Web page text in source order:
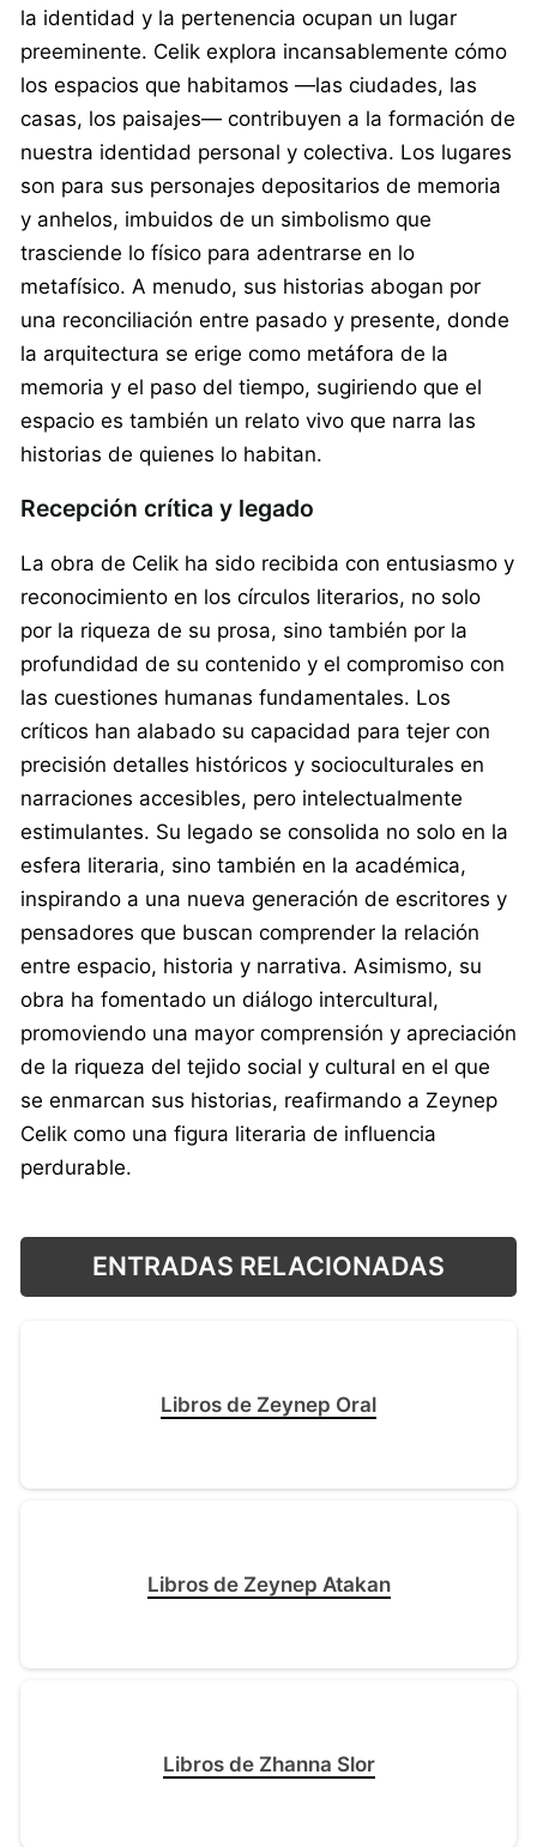
la identidad y la pertenencia ocupan un lugar
preeminente. Celik explora incansablemente cómo
los espacios que habitamos —las ciudades, las
casas, los paisajes— contribuyen a la formación de
nuestra identidad personal y colectiva. Los lugares
son para sus personajes depositarios de memoria
y anhelos, imbuidos de un simbolismo que
trasciende lo físico para adentrarse en lo
metafísico. A menudo, sus historias abogan por
una reconciliación entre pasado y presente, donde
la arquitectura se erige como metáfora de la
memoria y el paso del tiempo, sugiriendo que el
espacio es también un relato vivo que narra las
historias de quienes lo habitan.
Recepción crítica y legado
La obra de Celik ha sido recibida con entusiasmo y
reconocimiento en los círculos literarios, no solo
por la riqueza de su prosa, sino también por la
profundidad de su contenido y el compromiso con
las cuestiones humanas fundamentales. Los
críticos han alabado su capacidad para tejer con
precisión detalles históricos y socioculturales en
narraciones accesibles, pero intelectualmente
estimulantes. Su legado se consolida no solo en la
esfera literaria, sino también en la académica,
inspirando a una nueva generación de escritores y
pensadores que buscan comprender la relación
entre espacio, historia y narrativa. Asimismo, su
obra ha fomentado un diálogo intercultural,
promoviendo una mayor comprensión y apreciación
de la riqueza del tejido social y cultural en el que
se enmarcan sus historias, reafirmando a Zeynep
Celik como una figura literaria de influencia
perdurable.
ENTRADAS RELACIONADAS
Libros de Zeynep Oral
Libros de Zeynep Atakan
Libros de Zhanna Slor